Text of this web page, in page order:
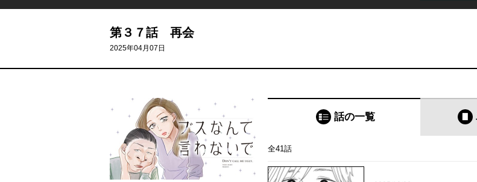
第３７話 再会
2025年04月07日
話の一覧
全41話